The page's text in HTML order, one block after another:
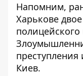
Напомним,
Харькове
Киев.